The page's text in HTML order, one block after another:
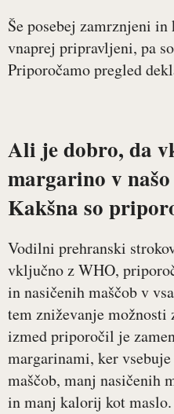
Še posebej zamrznjeni
vnaprej pripravljeni, pa
Priporočamo pregled
Ali je dobro, da
margarino v
Kakšna so
Vodilni prehranski
vključno z WHO,
in nasičenih maščob v
tem zniževanje možnosti
izmed priporočil je
margarinami, ker
maščob, manj nasičenih
in manj kalorij kot maslo.